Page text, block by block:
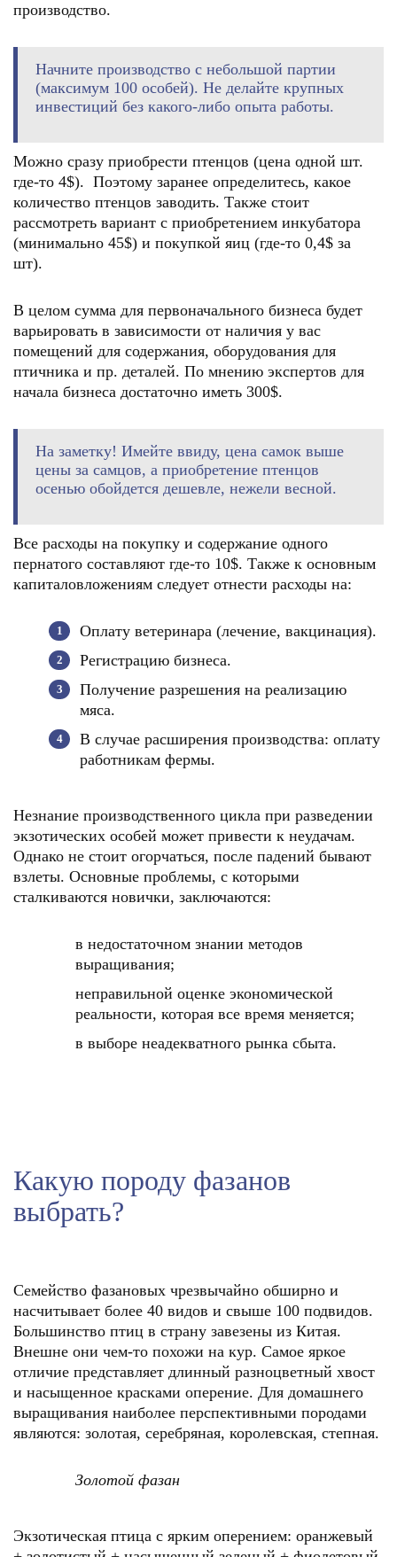
производство.
Начните производство с небольшой партии
(максимум 100 особей). Не делайте крупных
инвестиций без какого-либо опыта работы.
Можно сразу приобрести птенцов (цена одной шт.
где-то 4$). Поэтому заранее определитесь, какое
количество птенцов заводить. Также стоит
рассмотреть вариант с приобретением инкубатора
(минимально 45$) и покупкой яиц (где-то 0,4$ за
шт).
В целом сумма для первоначального бизнеса будет
варьировать в зависимости от наличия у вас
помещений для содержания, оборудования для
птичника и пр. деталей. По мнению экспертов для
начала бизнеса достаточно иметь 300$.
На заметку! Имейте ввиду, цена самок выше
цены за самцов, а приобретение птенцов
осенью обойдется дешевле, нежели весной.
Все расходы на покупку и содержание одного
пернатого составляют где-то 10$. Также к основным
капиталовложениям следует отнести расходы на:
Оплату ветеринара (лечение, вакцинация).
Регистрацию бизнеса.
Получение разрешения на реализацию
мяса.
В случае расширения производства: оплату
работникам фермы.
Незнание производственного цикла при разведении
экзотических особей может привести к неудачам.
Однако не стоит огорчаться, после падений бывают
взлеты. Основные проблемы, с которыми
сталкиваются новички, заключаются:
в недостаточном знании методов
выращивания;
неправильной оценке экономической
реальности, которая все время меняется;
в выборе неадекватного рынка сбыта.
Какую породу фазанов
выбрать?
Семейство фазановых чрезвычайно обширно и
насчитывает более 40 видов и свыше 100 подвидов.
Большинство птиц в страну завезены из Китая.
Внешне они чем-то похожи на кур. Самое яркое
отличие представляет длинный разноцветный хвост
и насыщенное красками оперение. Для домашнего
выращивания наиболее перспективными породами
являются: золотая, серебряная, королевская, степная.
Золотой фазан
Экзотическая птица с ярким оперением: оранжевый